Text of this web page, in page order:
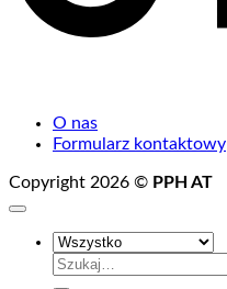
O nas
Formularz kontaktowy
Copyright 2026 © PPH AT
Szukaj: